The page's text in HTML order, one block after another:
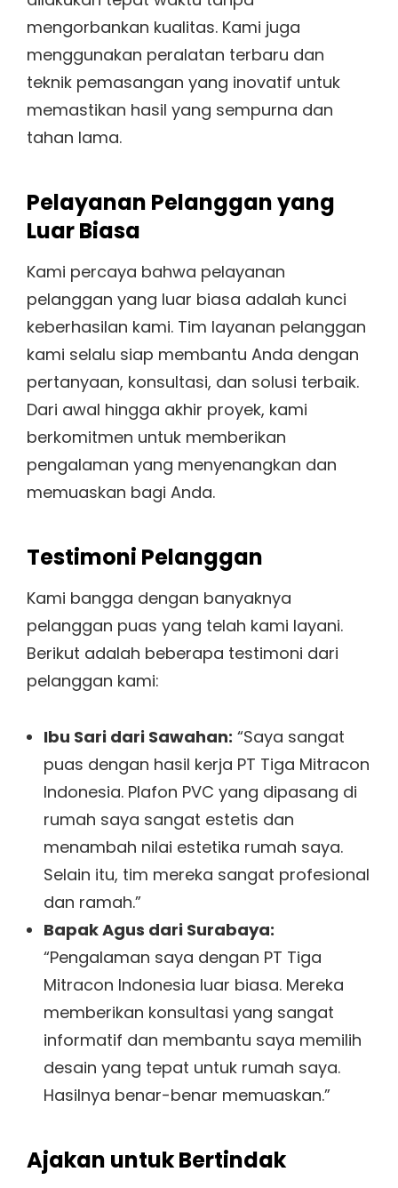
mengorbankan kualitas. Kami juga
menggunakan peralatan terbaru dan
teknik pemasangan yang inovatif untuk
memastikan hasil yang sempurna dan
tahan lama.
Pelayanan Pelanggan yang
Luar Biasa
Kami percaya bahwa pelayanan
pelanggan yang luar biasa adalah kunci
keberhasilan kami. Tim layanan pelanggan
kami selalu siap membantu Anda dengan
pertanyaan, konsultasi, dan solusi terbaik.
Dari awal hingga akhir proyek, kami
berkomitmen untuk memberikan
pengalaman yang menyenangkan dan
memuaskan bagi Anda.
Testimoni Pelanggan
Kami bangga dengan banyaknya
pelanggan puas yang telah kami layani.
Berikut adalah beberapa testimoni dari
pelanggan kami:
Ibu Sari dari Sawahan: “Saya sangat
puas dengan hasil kerja PT Tiga Mitracon
Indonesia. Plafon PVC yang dipasang di
rumah saya sangat estetis dan
menambah nilai estetika rumah saya.
Selain itu, tim mereka sangat profesional
dan ramah.”
Bapak Agus dari Surabaya:
“Pengalaman saya dengan PT Tiga
Mitracon Indonesia luar biasa. Mereka
memberikan konsultasi yang sangat
informatif dan membantu saya memilih
desain yang tepat untuk rumah saya.
Hasilnya benar-benar memuaskan.”
Ajakan untuk Bertindak